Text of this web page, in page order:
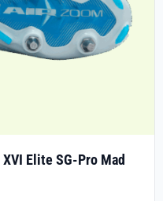
Elite SG-Pro Mad